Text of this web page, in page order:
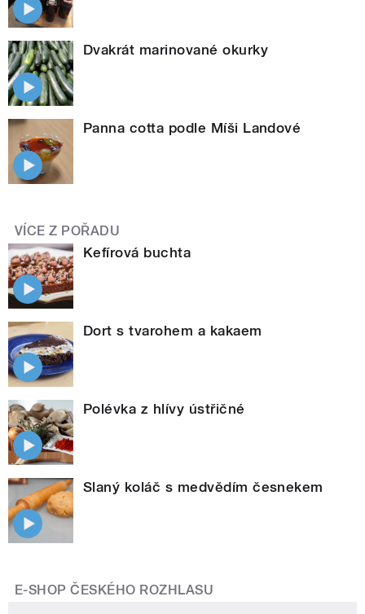
Dvakrát marinované okurky
Panna cotta podle Míši Landové
VÍCE Z POŘADU
Kefírová buchta
Dort s tvarohem a kakaem
Polévka z hlívy ústřičné
Slaný koláč s medvědím česnekem
E-SHOP ČESKÉHO ROZHLASU